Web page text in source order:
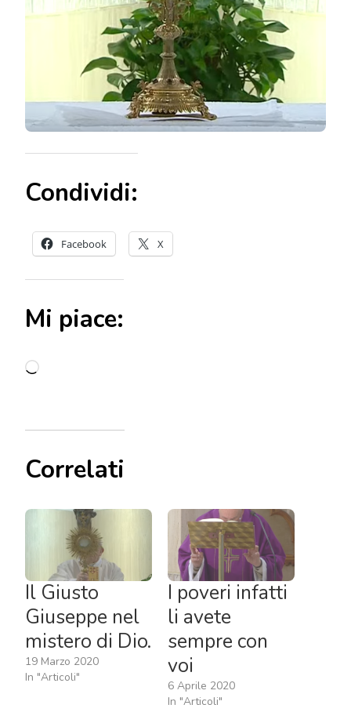
Condividi:
Facebook X
Mi piace:
Caricamento
Correlati
Il Giusto
Giuseppe nel
mistero di Dio.
19 Marzo 2020
In "Articoli"
I poveri infatti
li avete
sempre con
voi
6 Aprile 2020
In "Articoli"